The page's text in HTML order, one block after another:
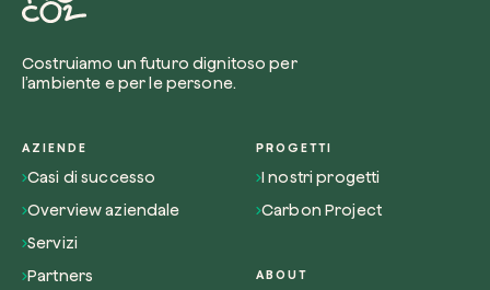
Costruiamo un futuro dignitoso per
l’ambiente e per le persone.
AZIENDE
Casi di successo
Overview aziendale
Servizi
Partners
PROGETTI
I nostri progetti
Carbon Project
ABOUT